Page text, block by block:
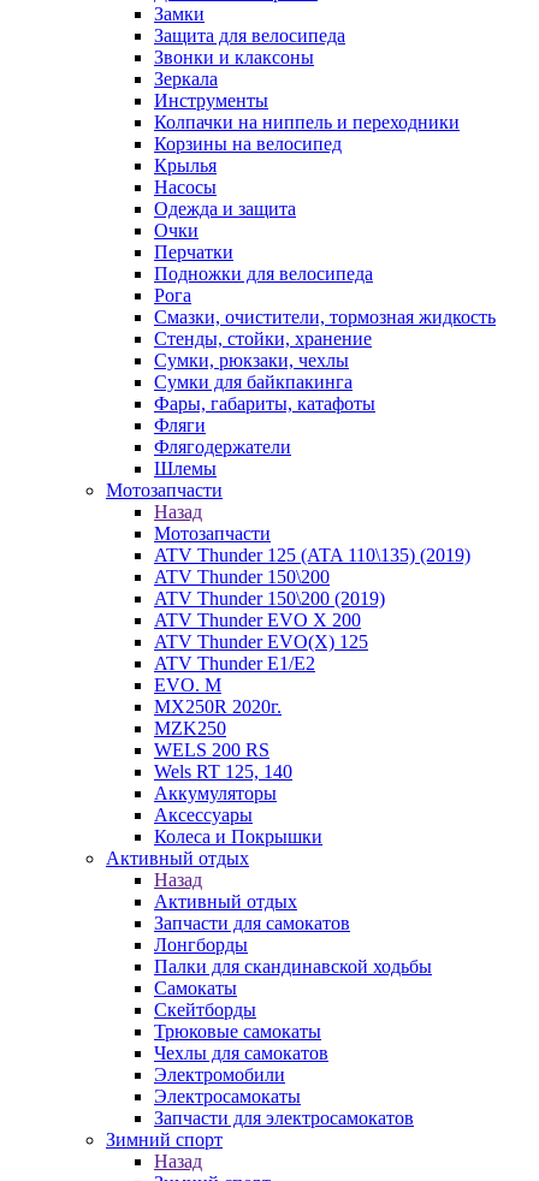
Замки
Защита для велосипеда
Звонки и клаксоны
Зеркала
Инструменты
Колпачки на ниппель и переходники
Корзины на велосипед
Крылья
Насосы
Одежда и защита
Очки
Перчатки
Подножки для велосипеда
Рога
Смазки, очистители, тормозная жидкость
Стенды, стойки, хранение
Сумки, рюкзаки, чехлы
Сумки для байкпакинга
Фары, габариты, катафоты
Фляги
Флягодержатели
Шлемы
Мотозапчасти
Назад
Мотозапчасти
ATV Thunder 125 (ATA 110\135) (2019)
ATV Thunder 150\200
ATV Thunder 150\200 (2019)
ATV Thunder EVO X 200
ATV Thunder EVO(X) 125
ATV Thunder Е1/Е2
EVO. M
MX250R 2020г.
MZK250
WELS 200 RS
Wels RT 125, 140
Аккумуляторы
Аксессуары
Колеса и Покрышки
Активный отдых
Назад
Активный отдых
Запчасти для самокатов
Лонгборды
Палки для скандинавской ходьбы
Самокаты
Скейтборды
Трюковые самокаты
Чехлы для самокатов
Электромобили
Электросамокаты
Запчасти для электросамокатов
Зимний спорт
Назад